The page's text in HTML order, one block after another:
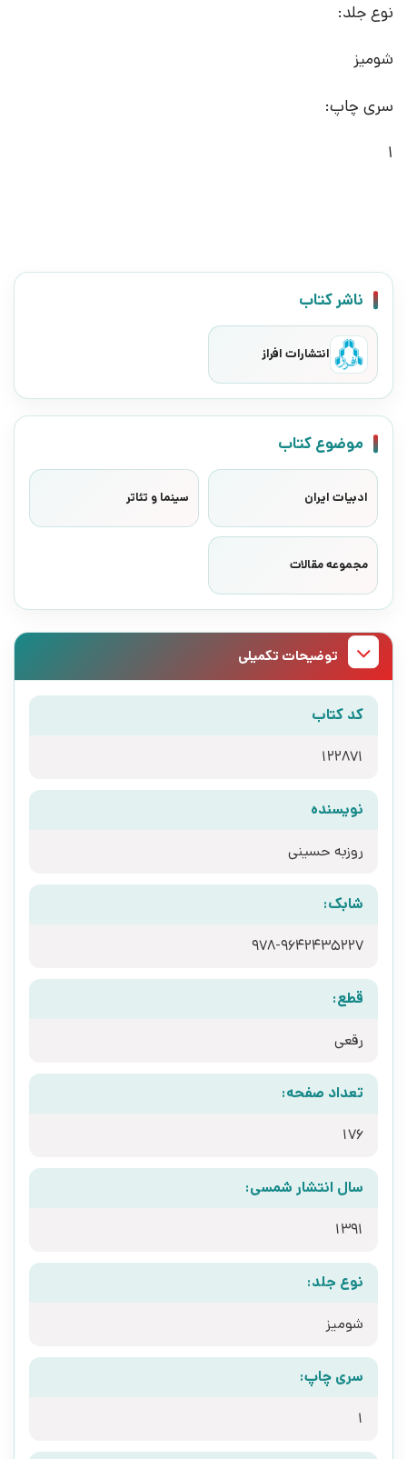
نوع جلد:
شومیز
سری چاپ:
1
ناشر کتاب
انتشارات افراز
موضوع کتاب
ادبیات ایران سینما و تئاتر
مجموعه مقالات
توضیحات تکمیلی
کد کتاب
122871
نویسنده
روزبه حسینی
شابک:
978-9642435227
قطع:
رقعی
تعداد صفحه:
176
سال انتشار شمسی:
1391
نوع جلد:
شومیز
سری چاپ:
1